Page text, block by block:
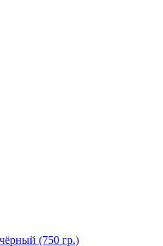
(750 гр.)